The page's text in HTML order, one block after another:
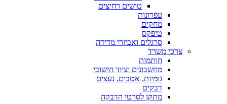
טושים רחיצים
עפרונות
מחקים
טיפקס
סרגלים ואביזרי מדידה
צרכי משרד
חותמות
מחשבונים וציוד חישובי
גומיות, אטבים, נעצים
דבקים
מתקן לסרטי הדבקה